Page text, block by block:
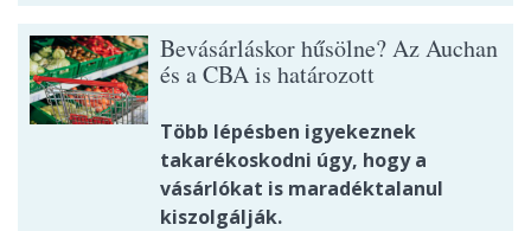
Bevásárláskor hűsölne? Az Auchan
és a CBA is határozott
Több lépésben igyekeznek
takarékoskodni úgy, hogy a
vásárlókat is maradéktalanul
kiszolgálják.